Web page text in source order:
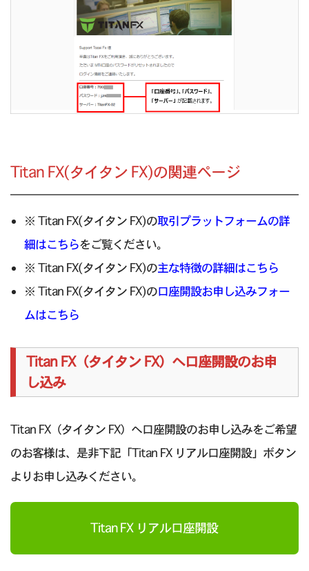
Titan FX(タイタン FX)の関連ページ
※ Titan FX(タイタン FX)の取引プラットフォームの詳
細はこちらをご覧ください。
※ Titan FX(タイタン FX)の主な特徴の詳細はこちら
※ Titan FX(タイタン FX)の口座開設お申し込みフォー
ムはこちら
Titan FX（タイタン FX）へ口座開設のお申
し込み
Titan FX（タイタン FX）へ口座開設のお申し込みをご希望
のお客様は、是非下記「Titan FX リアル口座開設」ボタン
よりお申し込みください。
Titan FX リアル口座開設